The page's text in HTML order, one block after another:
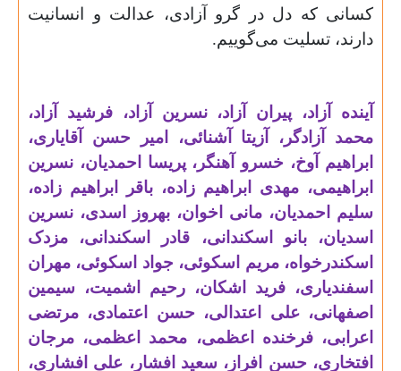
کسانی که دل در گرو آزادی، عدالت و انسانیت
دارند، تسلیت می‌گوییم.
آینده آزاد، پیران آزاد، نسرین آزاد، فرشید آزاد،
محمد آزادگر، آزیتا آشنائی، امیر حسن آقایاری،
ابراهیم آوخ، خسرو آهنگر، پریسا احمدیان، نسرین
ابراهیمی، مهدی ابراهیم زاده، باقر ابراهیم زاده،
سلیم احمدیان، مانی اخوان، بهروز اسدی، نسرین
اسدیان، بانو اسکندانی، قادر اسکندانی، مزدک
اسکندرخواه، مریم اسکوئی، جواد اسکوئی، مهران
اسفندیاری، فرید اشکان، رحیم اشمیت، سیمین
اصفهانی، علی اعتدالی، حسن اعتمادی، مرتضی
اعرابی، فرخنده اعظمی، محمد اعظمی، مرجان
افتخاری، حسن افراز، سعید افشار، علی افشاری،